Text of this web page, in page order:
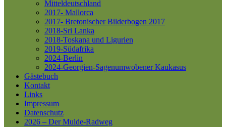
Mitteldeutschland
2017- Mallorca
2017- Bretonischer Bilderbogen 2017
2018-Sri Lanka
2018-Toskana und Ligurien
2019-Südafrika
2024-Berlin
2024-Georgien-Sagenumwobener Kaukasus
Gästebuch
Kontakt
Links
Impressum
Datenschutz
2026 – Der Mulde-Radweg